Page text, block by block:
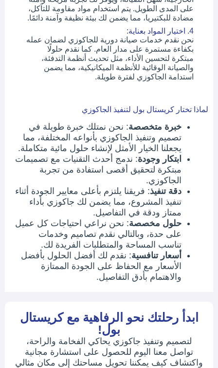
على المدى الطويل. يتم استخدام مواد مقاومة للتآكل،
مضادة للبكتيريا، مما يضمن لك بيئة نظيفة وآمنة دائمًا.
4. اختيار المواد بعناية:
نحن نقدم خدمات صيانة دورية للجاكوزي لضمان عمله
بكفاءة مستمرة على مدار العام. كما نقدم حلولًا
مبتكرة لتحسين الأداء، مثل تحديث أنظمة التدفئة،
والصيانة الوقائية للأنظمة الميكانيكية، مما يضمن
استدامة الجاكوزي لفترة طويلة.
لماذا تختار كريستال بول لتنفيذ الجاكوزي
خبرة متخصصة: نحن نمتلك خبرة طويلة في
تصميم وتنفيذ الجاكوزي بأنواعه المختلفة، مما
يجعلنا الخيار الأمثل لإنشاء حلول مائية متكاملة.
ابتكار وجودة: ندمج أحدث التقنيات مع تصميمات
مبتكرة لتحقيق أقصى استفادة من تجربة
الجاكوزي.
دقة تنفيذ: فريقنا يلتزم بأعلى معايير الجودة أثناء
تنفيذ المشروع، مما يضمن لك جاكوزي بأداء
ممتاز ودقة في التفاصيل.
حلول مخصصة: نحن نراعي احتياجات كل عميل
على حدة، وبالتالي نقدم تصاميم وخدمات
تناسب المساحة والمتطلبات الفريدة لك.
أسعار تنافسية: نقدم لك أفضل الحلول بأفضل
الأسعار مع الحفاظ على الجودة الممتازة
والاهتمام بأدق التفاصيل.
ابدأ رحلتك نحو الرفاهية مع كريستال
بول!
لتصميم وتنفيذ جاكوزي يحاكي الفخامة والراحة،
تواصل معنا اليوم للحصول على استشارة مجانية
واكتشاف كيف يمكننا تحويل مساحتك إلى مكان مثالي